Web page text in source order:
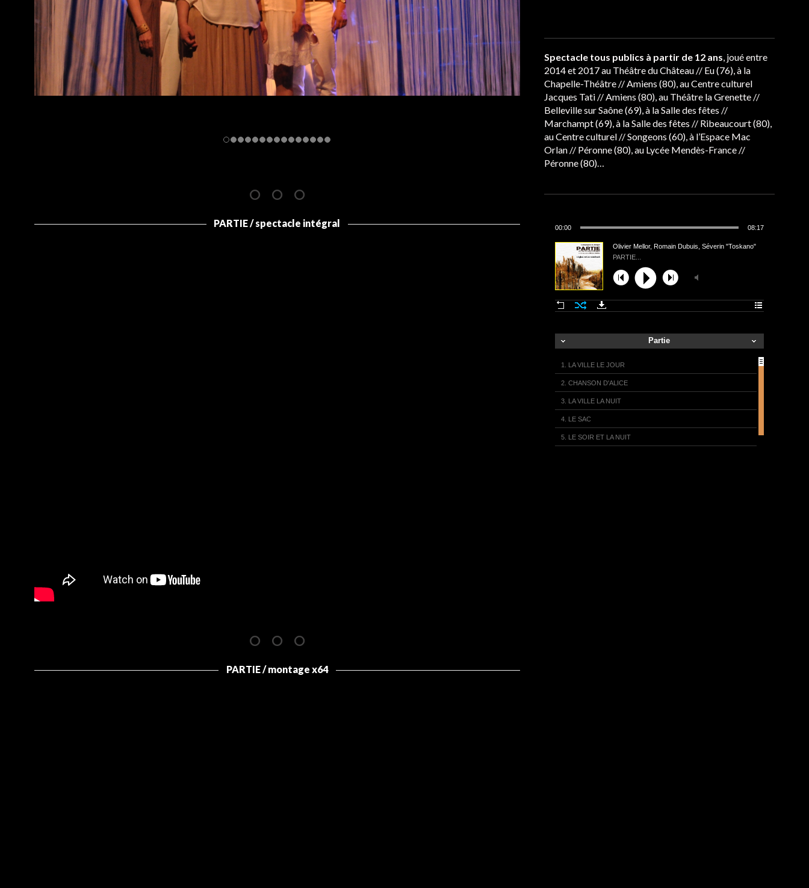
PARTIE / spectacle intégral
PARTIE / montage x64
Spectacle tous publics à partir de 12 ans, joué entre
2014 et 2017 au Théâtre du Château // Eu (76), à la
Chapelle-Théâtre // Amiens (80), au Centre culturel
Jacques Tati // Amiens (80), au Théâtre la Grenette //
Belleville sur Saône (69), à la Salle des fêtes //
Marchampt (69), à la Salle des fêtes // Ribeaucourt (80),
au Centre culturel // Songeons (60), à l’Espace Mac
Orlan // Péronne (80), au Lycée Mendès-France //
Péronne (80)…
00:00 08:17
PARTIE...
Olivier Mellor, Romain Dubuis, Séverin "Toskano"
Partie
1. LA VILLE LE JOUR
2. CHANSON D'ALICE
3. LA VILLE LA NUIT
4. LE SAC
5. LE SOIR ET LA NUIT